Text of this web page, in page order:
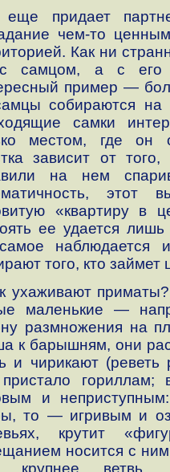
придает
чем-то
Как ни
самцом, а с его
пример —
собираются на
самки
местом, где он
зависит от
на нем
этот
«квартиру в
ее удается
наблюдается
того, кто займет
ухаживают
маленькие —
размножения на
к барышням, они
и чирикают (реветь
гориллам;
и
то — игривым и
крутит
носится с
крупнее ветвь,